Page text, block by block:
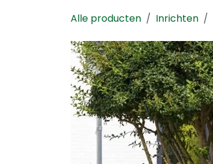
Alle producten Inrichten